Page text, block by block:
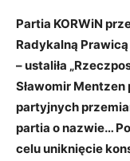
Partia KORWiN
Radykalną
– ustaliła
Sławomir
partyjnych
partia o nazwie…
celu uniknięcie